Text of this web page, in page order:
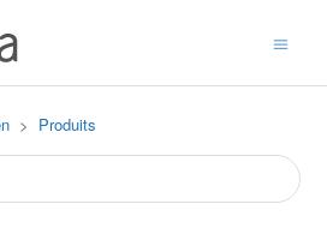
Produits